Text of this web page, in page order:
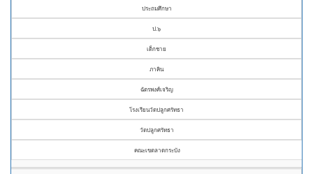
ประถมศึกษา
ป.๖
เด็กชาย
ภาคิน
ฉัตรพงศ์เจริญ
โรงเรียนวัดปลูกศรัทธา
วัดปลูกศรัทธา
คณะเขตลาดกระบัง